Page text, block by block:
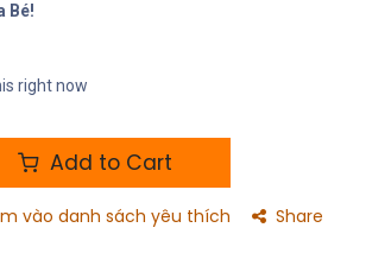
Bé!
right now
Add to Cart
vào danh sách yêu thích Share